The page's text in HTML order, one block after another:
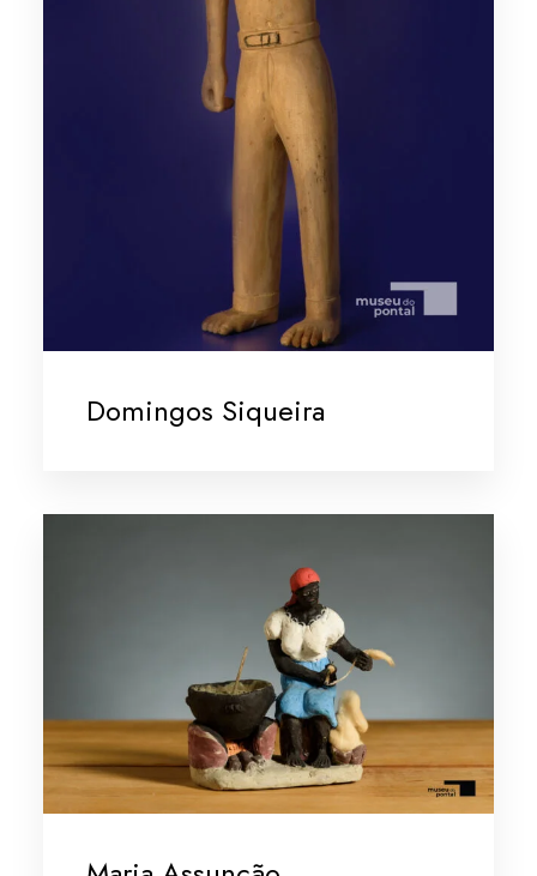
Domingos Siqueira